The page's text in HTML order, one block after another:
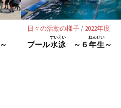
～
日々の活動の様子/ 2022年度
プール水泳
すいえい
～６ 年生
ねんせい
～